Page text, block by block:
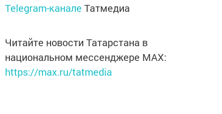
Telegram-канале Татмедиа
Читайте новости Татарстана в
национальном мессенджере MАХ:
https://max.ru/tatmedia